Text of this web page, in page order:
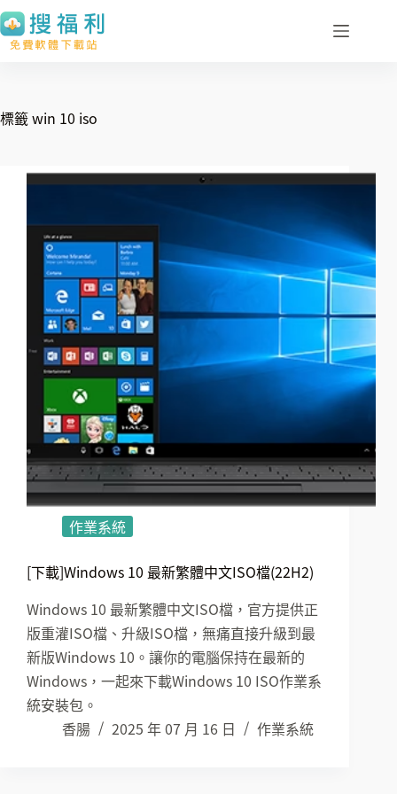
跳
至
內
容
標籤win 10 iso
作業系統
[下載]Windows 10 最新繁體中文ISO檔(22H2)
Windows 10 最新繁體中文ISO檔，官方提供正
版重灌ISO檔、升級ISO檔，無痛直接升級到最
新版Windows 10。讓你的電腦保持在最新的
Windows，一起來下載Windows 10 ISO作業系
統安裝包。
香腸
2025 年 07 月 16 日 作業系統